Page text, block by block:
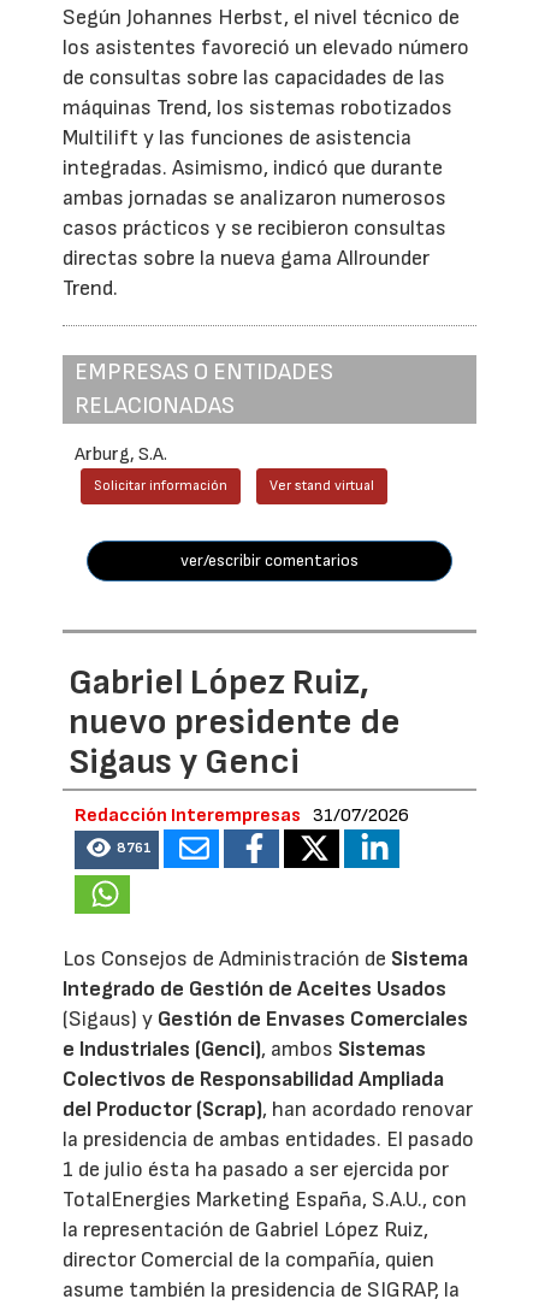
Según Johannes Herbst, el nivel técnico de
los asistentes favoreció un elevado número
de consultas sobre las capacidades de las
máquinas Trend, los sistemas robotizados
Multilift y las funciones de asistencia
integradas. Asimismo, indicó que durante
ambas jornadas se analizaron numerosos
casos prácticos y se recibieron consultas
directas sobre la nueva gama Allrounder
Trend.
EMPRESAS O ENTIDADES
RELACIONADAS
Arburg, S.A.
Solicitar información Ver stand virtual
ver/escribir comentarios
Gabriel López Ruiz,
nuevo presidente de
Sigaus y Genci
Redacción Interempresas 31/07/2026
8761
Los Consejos de Administración de Sistema
Integrado de Gestión de Aceites Usados
(Sigaus) y Gestión de Envases Comerciales
e Industriales (Genci), ambos Sistemas
Colectivos de Responsabilidad Ampliada
del Productor (Scrap), han acordado renovar
la presidencia de ambas entidades. El pasado
1 de julio ésta ha pasado a ser ejercida por
TotalEnergies Marketing España, S.A.U., con
la representación de Gabriel López Ruiz,
director Comercial de la compañía, quien
asume también la presidencia de SIGRAP, la